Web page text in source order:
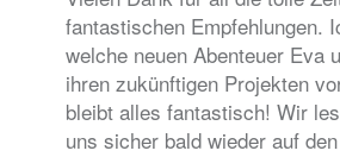
fantastischen Empfehlungen.
welche neuen Abenteuer Eva
ihren zukünftigen Projekten
bleibt alles fantastisch! Wir
uns sicher bald wieder auf